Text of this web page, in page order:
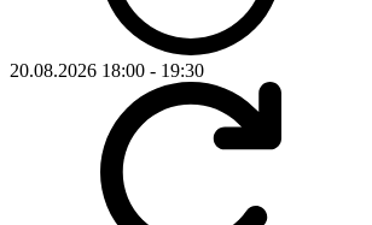
20.08.2026 18:00 - 19:30